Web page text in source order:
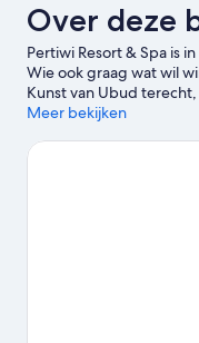
Over deze
Pertiwi Resort & Spa is
Wie ook graag wat wil
Kunst van Ubud
en Campuhan Ridge
Textielkunst Centrum
Meer bekijken